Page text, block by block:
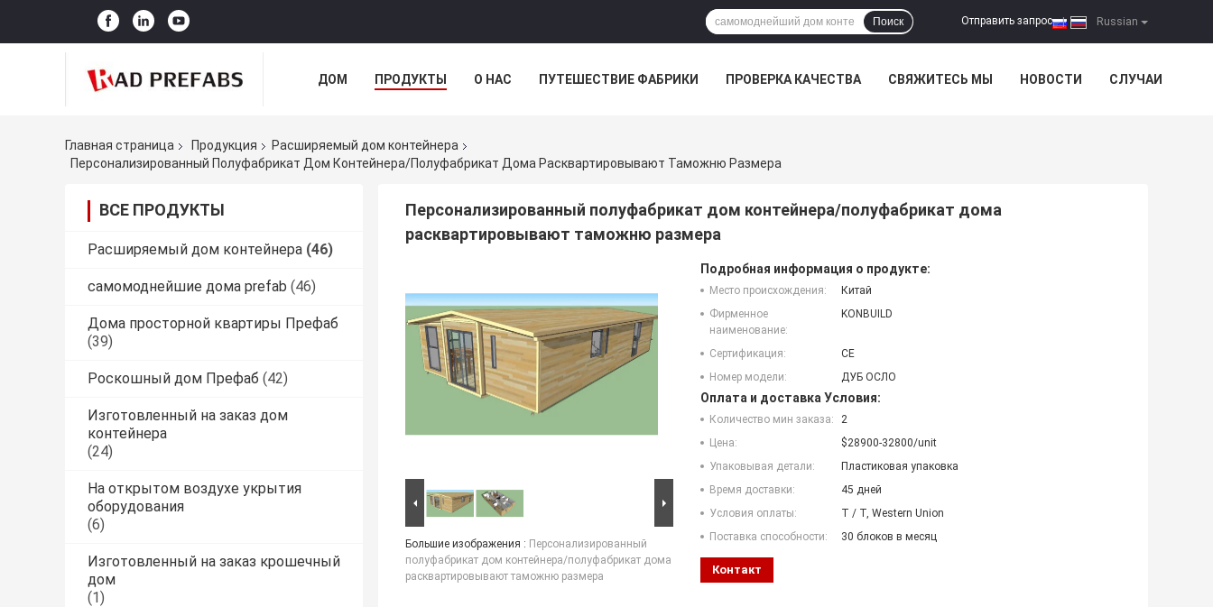
Russian
Отправить запрос |
Поиск
ДОМ ПРОДУКТЫ О НАС ПУТЕШЕСТВИЕ ФАБРИКИ ПРОВЕРКА КАЧЕСТВА СВЯЖИТЕСЬ МЫ НОВОСТИ СЛУЧАИ
Главная страница Продукция
Расширяемый дом контейнера
Персонализированный Полуфабрикат Дом Контейнера/полуфабрикат Дома Расквартировывают Таможню Размера
ВСЕ ПРОДУКТЫ
Расширяемый дом контейнера (46)
самомоднейшие дома prefab (46)
Дома просторной квартиры Префаб
(39)
Роскошный дом Префаб (42)
Изготовленный на заказ дом
контейнера
(24)
На открытом воздухе укрытия
оборудования
(6)
Изготовленный на заказ крошечный
дом
(1)
Персонализированный полуфабрикат дом контейнера/полуфабрикат дома
расквартировывают таможню размера
Большие изображения : Персонализированный
полуфабрикат дом контейнера/полуфабрикат дома
расквартировывают таможню размера
Подробная информация о продукте:
Место происхождения:
Китай
Фирменное
наименование:
KONBUILD
Сертификация:
CE
Номер модели:
ДУБ ОСЛО
Оплата и доставка Условия:
Количество мин заказа:
2
Цена:
$28900-32800/unit
Упаковывая детали:
Пластиковая упаковка
Время доставки:
45 дней
Условия оплаты:
T / T, Western Union
Поставка способности:
30 блоков в месяц
Контакт